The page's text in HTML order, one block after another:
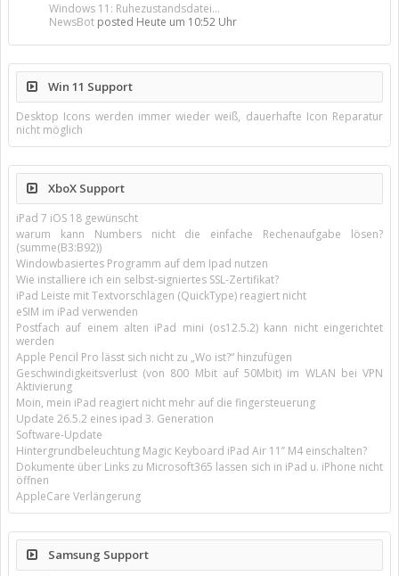
Windows 11: Ruhezustandsdatei...
NewsBot posted Heute um 10:52 Uhr
Win 11 Support
Desktop Icons werden immer wieder weiß, dauerhafte Icon Reparatur
nicht möglich
XboX Support
iPad 7 iOS 18 gewünscht
warum kann Numbers nicht die einfache Rechenaufgabe lösen?
(summe(B3:B92))
Windowbasiertes Programm auf dem Ipad nutzen
Wie installiere ich ein selbst-signiertes SSL-Zertifikat?
iPad Leiste mit Textvorschlägen (QuickType) reagiert nicht
eSIM im iPad verwenden
Postfach auf einem alten iPad mini (os12.5.2) kann nicht eingerichtet
werden
Apple Pencil Pro lässt sich nicht zu „Wo ist?“ hinzufügen
Geschwindigkeitsverlust (von 800 Mbit auf 50Mbit) im WLAN bei VPN
Aktivierung
Moin, mein iPad reagiert nicht mehr auf die fingersteuerung
Update 26.5.2 eines ipad 3. Generation
Software-Update
Hintergrundbeleuchtung Magic Keyboard iPad Air 11’’ M4 einschalten?
Dokumente über Links zu Microsoft365 lassen sich in iPad u. iPhone nicht
öffnen
AppleCare Verlängerung
Samsung Support